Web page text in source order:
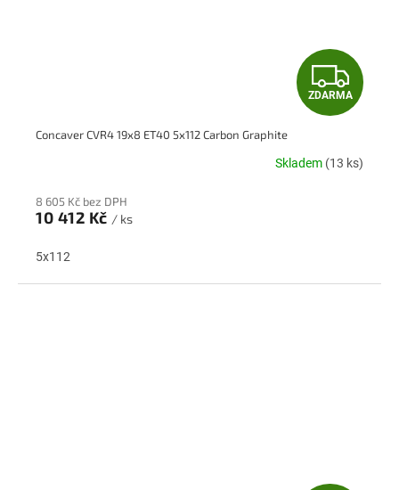
Z
D
A
ZDARMA
Concaver CVR4 19x8 ET40 5x112 Carbon Graphite
Skladem (13 ks)
8 605 Kč bez DPH
10 412 Kč / ks
5x112